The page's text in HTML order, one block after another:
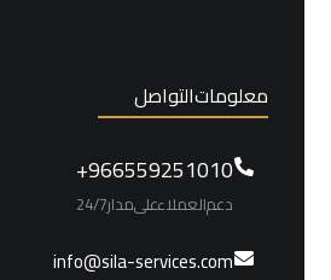
معلومات التواصل
966559251010+
دعم العملاء على مدار 24/7
info@sila-services.com